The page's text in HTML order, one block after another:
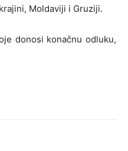
Moldaviji i Gruziji.
donosi konačnu odluku,